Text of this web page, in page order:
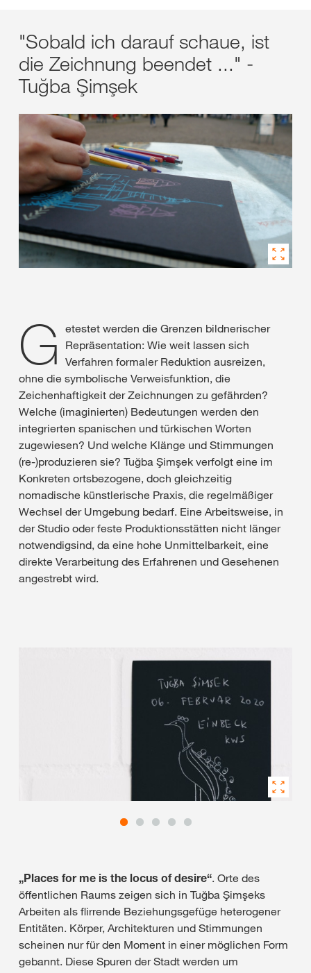
"Sobald ich darauf schaue, ist
die Zeichnung beendet ..." -
Tuğba Şimşek
G etestet werden die Grenzen bildnerischer
Repräsentation: Wie weit lassen sich
Verfahren formaler Reduktion ausreizen,
ohne die symbolische Verweisfunktion, die
Zeichenhaftigkeit der Zeichnungen zu gefährden?
Welche (imaginierten) Bedeutungen werden den
integrierten spanischen und türkischen Worten
zugewiesen? Und welche Klänge und Stimmungen
(re-)produzieren sie? Tuğba Şimşek verfolgt eine im
Konkreten ortsbezogene, doch gleichzeitig
nomadische künstlerische Praxis, die regelmäßiger
Wechsel der Umgebung bedarf. Eine Arbeitsweise, in
der Studio oder feste Produktionsstätten nicht länger
notwendigsind, da eine hohe Unmittelbarkeit, eine
direkte Verarbeitung des Erfahrenen und Gesehenen
angestrebt wird.
„Places for me is the locus of desire“. Orte des
öffentlichen Raums zeigen sich in Tuğba Şimşeks
Arbeiten als flirrende Beziehungsgefüge heterogener
Entitäten. Körper, Architekturen und Stimmungen
scheinen nur für den Moment in einer möglichen Form
gebannt. Diese Spuren der Stadt werden um